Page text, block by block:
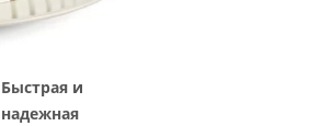
Быстрая и
надежная